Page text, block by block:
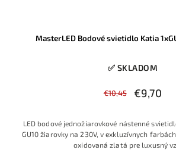
MasterLED Bodové svietidlo Katia
✅ SKLADOM
€10,45 €9,70
LED bodové jednožiarovkové nástenné
GU10 žiarovky na 230V, v exkluzívnych
oxidovaná zlatá pre luxusný